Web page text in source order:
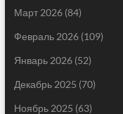
Март 2026(84)
Февраль 2026(109)
Январь 2026(52)
Декабрь 2025 (70)
Ноябрь 2025 (63)